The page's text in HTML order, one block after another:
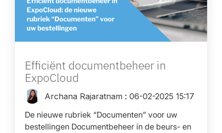
Efficiënt documentbeheer in
ExpoCloud
Archana Rajaratnam : 06-02-2025 15:17
De nieuwe rubriek “Documenten” voor uw
bestellingen Documentbeheer in de beurs- en